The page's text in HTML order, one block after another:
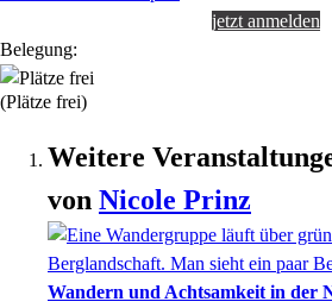
jetzt anmelden
Belegung:
(Plätze frei)
Weitere
von Nicole Prinz
Wandern und Achtsamkeit in der